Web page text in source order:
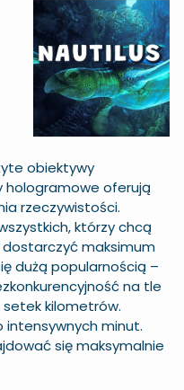
obiektywy
hologramowe oferują
rzeczywistości.
którzy chcą
maksimum
dużą popularnością –
na tle
kilometrów.
intensywnych minut.
się maksymalnie